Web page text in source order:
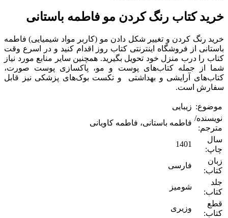
خرید کتاب رنگ کردن مو فاطمه باستانی
خرید رنگ کردن و تغییر شکل دادن مو (کاربر مواد شیمیایی) فاطمه
باستانی از فروشگاه اینترنتی کتاب روز اقدام کنید و در اسرع وقت
کتاب را درب منزل خود تحویل بگیرید. همچنین سایر منابع مورد نیاز
شما از جمله کتاب‌های پوست و مو، پاکسازی پوست صورت،
کتاب‌های آرایشی و بهداشتی و تکست بوک‌های پزشکی نیز قابل
سفارش است.
موضوع: زیبایی
نویسنده/
مترجم:
فاطمه باستانی، فاطمه کاویانی
سال
چاپ:
1401
زبان
کتاب:
فارسی
جلد
کتاب:
شومیز
قطع
کتاب:
وزیری